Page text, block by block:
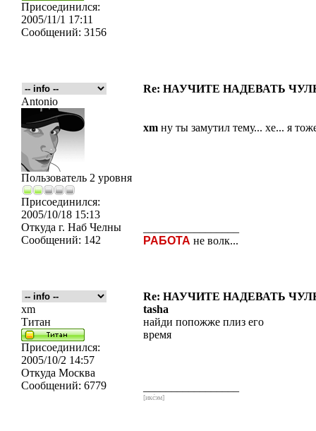
Присоединился:
2005/11/1 17:11
Сообщений: 3156
Re: НАУЧИТЕ НАДЕВАТЬ
Antonio
Пользователь 2 уровня
Присоединился:
2005/10/18 15:13
Откуда г. Наб Челны
Сообщений: 142
xm ну ты замутил тему... хе... я
РАБОТА не волк...
Re: НАУЧИТЕ НАДЕВАТЬ
xm
Титан
Присоединился:
2005/10/2 14:57
Откуда Москва
Сообщений: 6779
tasha
найди попожже плиз его
время
[икс́эм]